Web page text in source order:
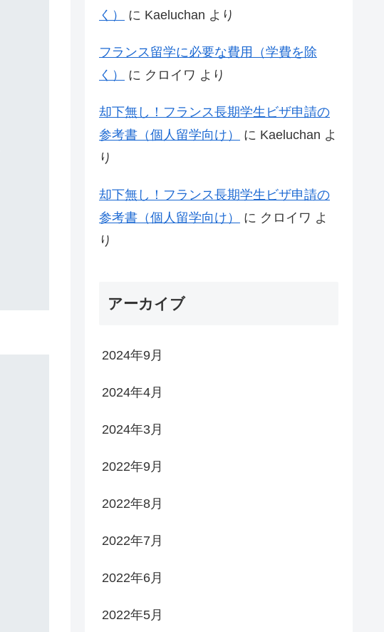
く）
に Kaeluchan より
フランス留学に必要な費用（学費を除
く）
に クロイワ より
却下無し！フランス長期学生ビザ申請の
参考書（個人留学向け）
に Kaeluchan よ
り
却下無し！フランス長期学生ビザ申請の
参考書（個人留学向け）
に クロイワ よ
り
アーカイブ
2024年9月
2024年4月
2024年3月
2022年9月
2022年8月
2022年7月
2022年6月
2022年5月